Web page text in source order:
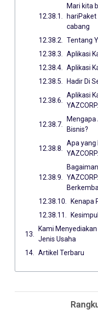
Mari kita
cabang
Tentang
Aplikasi
Aplikasi
Hadir Di
Aplikasi
Mengapa
Bisnis?
Apa yang
Kenapa
Kami
Jenis Usaha
Artikel Terbaru